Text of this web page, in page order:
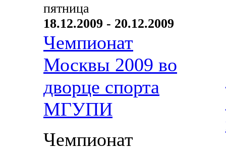
пятница
18.12.2009 - 20.12.2009
Чемпионат
Москвы 2009 во
дворце спорта
МГУПИ
Чемпионат